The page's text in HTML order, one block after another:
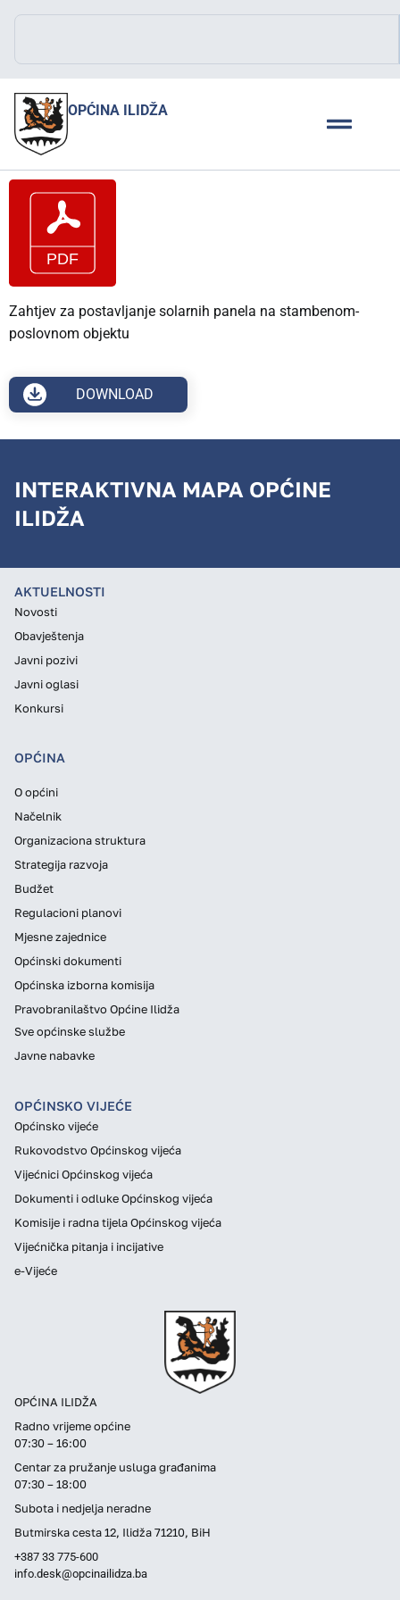
OPĆINA ILIDŽA
Zahtjev za postavljanje solarnih panela na stambenom-
poslovnom objektu
DOWNLOAD
INTERAKTIVNA MAPA OPĆINE
ILIDŽA
OPĆINA ILIDŽA
Radno vrijeme općine
07:30 – 16:00
Centar za pružanje usluga građanima
07:30 – 18:00
Subota i nedjelja neradne
Butmirska cesta 12, Ilidža 71210, BiH
+387 33 775-600
info.desk@opcinailidza.ba
AKTUELNOSTI
Novosti
Obavještenja
Javni pozivi
Javni oglasi
Konkursi
OPĆINA
O općini
Načelnik
Organizaciona struktura
Strategija razvoja
Budžet
Regulacioni planovi
Mjesne zajednice
Općinski dokumenti
Općinska izborna komisija
Pravobranilaštvo Općine Ilidža
Sve općinske službe
Javne nabavke
OPĆINSKO VIJEĆE
Općinsko vijeće
Rukovodstvo Općinskog vijeća
Vijećnici Općinskog vijeća
Dokumenti i odluke Općinskog vijeća
Komisije i radna tijela Općinskog vijeća
Vijećnička pitanja i incijative
e-Vijeće